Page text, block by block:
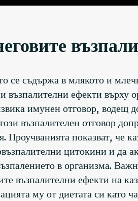
се съдържа в млякото и
възпалителни ефекти върху
имунен отговор, водещ
възпалителен отговор
Проучванията показват, че
цитокини и да
в организма.
възпалителни ефекти на
му от диетата си като